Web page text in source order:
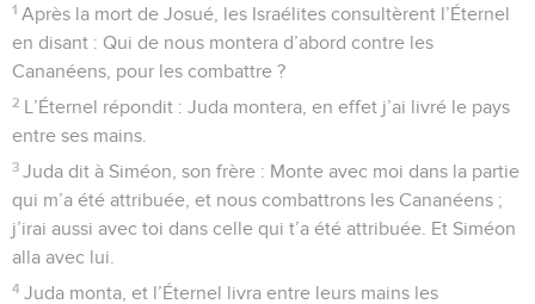
1 Après la mort de Josué, les Israélites consultèrent l’Éternel
en disant : Qui de nous montera d’abord contre les
Cananéens, pour les combattre ?
2 L’Éternel répondit : Juda montera, en effet j’ai livré le pays
entre ses mains.
3 Juda dit à Siméon, son frère : Monte avec moi dans la partie
qui m’a été attribuée, et nous combattrons les Cananéens ;
j’irai aussi avec toi dans celle qui t’a été attribuée. Et Siméon
alla avec lui.
4 Juda monta, et l’Éternel livra entre leurs mains les